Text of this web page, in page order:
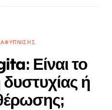
ΑΦΎΠΝΙΣΗΣ
Είναι το
ή